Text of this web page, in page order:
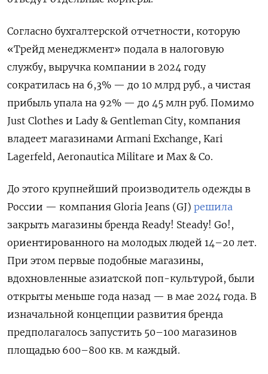
Согласно бухгалтерской отчетности, которую
«Трейд менеджмент» подала в налоговую
службу, выручка компании в 2024 году
сократилась на 6,3% — до 10 млрд руб., а чистая
прибыль упала на 92% — до 45 млн руб. Помимо
Just Clothes и Lady & Gentleman City, компания
владеет магазинами Armani Exchange, Kari
Lagerfeld, Aeronautica Militare и Max & Co.
До этого крупнейший производитель одежды в
России — компания Gloria Jeans (GJ) решила
закрыть магазины бренда Ready! Steady! Go!,
ориентированного на молодых людей 14–20 лет.
При этом первые подобные магазины,
вдохновленные азиатской поп-культурой, были
открыты меньше года назад — в мае 2024 года. В
изначальной концепции развития бренда
предполагалось запустить 50–100 магазинов
площадью 600–800 кв. м каждый.